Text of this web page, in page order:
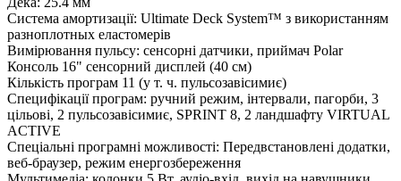
Система амортизації: Ultimate Deck System™ з використанням
разноплотных еластомерів
Вимірювання пульсу: сенсорні датчики, приймач Polar
Консоль 16" сенсорний дисплей (40 см)
Кількість програм 11 (у т. ч. пульсозавісимиє)
Специфікації програм: ручний режим, інтервали, пагорби, 3
цільові, 2 пульсозавісимиє, SPRINT 8, 2 ландшафту VIRTUAL
ACTIVE
Спеціальні програмні можливості: Передвстановлені додатки,
веб-браузер, режим енергозбереження